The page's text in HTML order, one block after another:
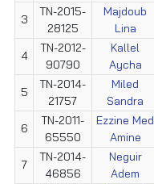
3
TN-2015-
28125
Majdoub
Lina
4
TN-2012-
90790
Kallel
Aycha
5
TN-2014-
21757
Miled
Sandra
6
TN-2011-
65550
Ezzine Med
Amine
7
TN-2014-
46856
Neguir
Adem